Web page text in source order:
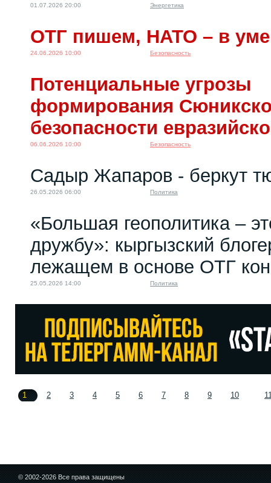
01.07.2026 20:00 Энергетика
ОТГ пишем, НАТО – в уме
24.06.2026 10:00 Безопасность
Потенциальные угрозы
формирования
безопасности
06.06.2026 10:00 Безопасность
Садыр Жапаров - беркут
26.05.2026 06:00 Политика
«Большая геополитика –
дружбу»: кыргызский
лежащем в основе ОТГ
25.05.2026 14:00 Политика
1 2 3 4 5 6 7 8 9 10
© 2002-2026 Все права защищены